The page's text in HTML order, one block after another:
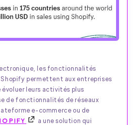
les fonctionnalités
permettent aux entreprises
leurs activités plus
de fonctionnalités de réseaux
e-commerce ou de
a une solution qui